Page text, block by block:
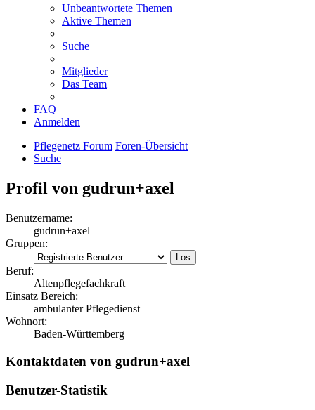
Unbeantwortete Themen
Aktive Themen
Suche
Mitglieder
Das Team
FAQ
Anmelden
Pflegenetz Forum Foren-Übersicht
Suche
Profil von gudrun+axel
Benutzername:
gudrun+axel
Gruppen:
Beruf:
Altenpflegefachkraft
Einsatz Bereich:
ambulanter Pflegedienst
Wohnort:
Baden-Württemberg
Kontaktdaten von gudrun+axel
Benutzer-Statistik